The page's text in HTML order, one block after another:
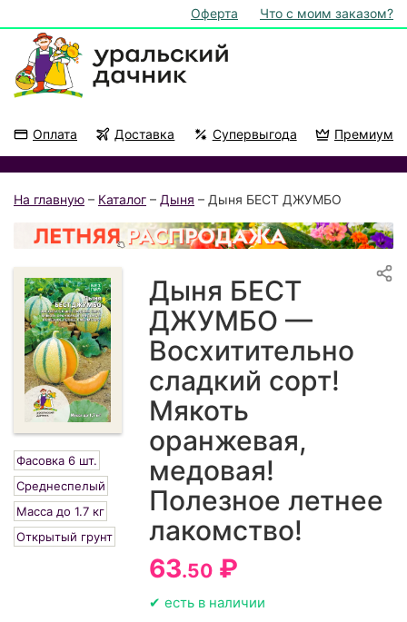
Оферта Что с моим заказом?
Оплата Доставка Супервыгода Премиум
На главную – Каталог – Дыня – Дыня БЕСТ ДЖУМБО
Фасовка 6 шт.
Среднеспелый
Масса до 1.7 кг
Открытый грунт
Дыня БЕСТ
ДЖУМБО —
Восхитительно
сладкий сорт!
Мякоть
оранжевая,
медовая!
Полезное летнее
лакомство!
63.50 ₽
✔ есть в наличии